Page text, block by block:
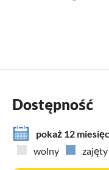
kuchnia i pokój
Trzecia sypialnia to
Opis mieszkania na 1
Jest to samodzielne
umywalką), kuchnią i
Dostępność
pokaż 12
wolny
zajęty